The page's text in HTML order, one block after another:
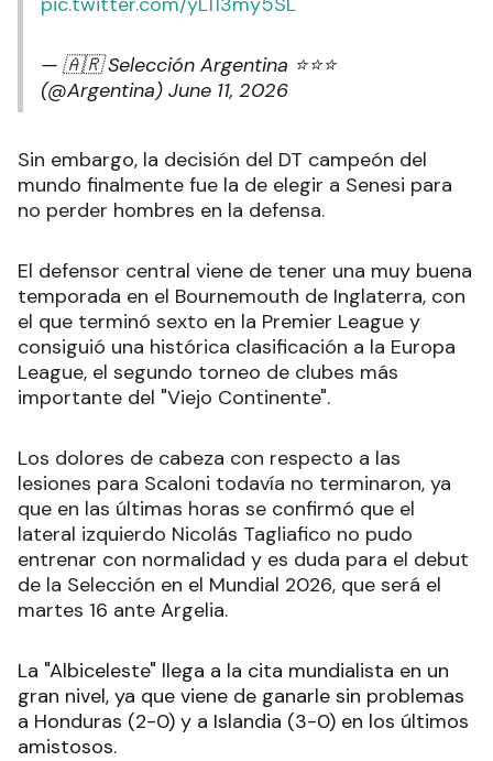
— 🇦🇷 Selección Argentina ⭐⭐⭐
(@Argentina) June 11, 2026
Sin embargo, la decisión del DT campeón del
mundo finalmente fue la de elegir a Senesi para
no perder hombres en la defensa.
El defensor central viene de tener una muy buena
temporada en el Bournemouth de Inglaterra, con
el que terminó sexto en la Premier League y
consiguió una histórica clasificación a la Europa
League, el segundo torneo de clubes más
importante del "Viejo Continente".
Los dolores de cabeza con respecto a las
lesiones para Scaloni todavía no terminaron, ya
que en las últimas horas se confirmó que el
lateral izquierdo Nicolás Tagliafico no pudo
entrenar con normalidad y es duda para el debut
de la Selección en el Mundial 2026, que será el
martes 16 ante Argelia.
La "Albiceleste" llega a la cita mundialista en un
gran nivel, ya que viene de ganarle sin problemas
a Honduras (2-0) y a Islandia (3-0) en los últimos
amistosos.